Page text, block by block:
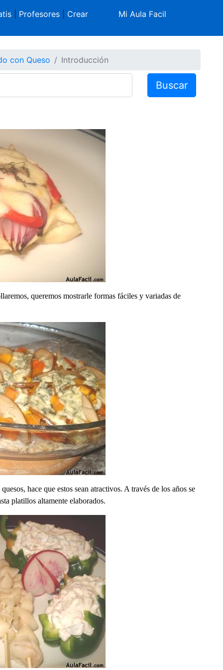
| Profesores| Crear
Mi Aula Facil
con Queso Introducción
Buscar
queremos mostrarle formas fáciles y variadas de
hace que estos sean atractivos. A través de los años se
platillos altamente elaborados.